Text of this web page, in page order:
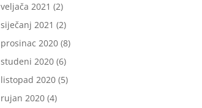
veljača 2021 (2)
siječanj 2021 (2)
prosinac 2020 (8)
studeni 2020 (6)
listopad 2020 (5)
rujan 2020 (4)